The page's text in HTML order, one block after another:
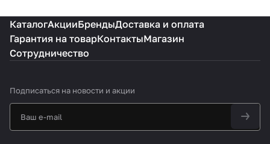
КаталогАкцииБрендыДоставка и оплата
Гарантия на товарКонтактыМагазин
Сотрудничество
Подписаться на новости и акции